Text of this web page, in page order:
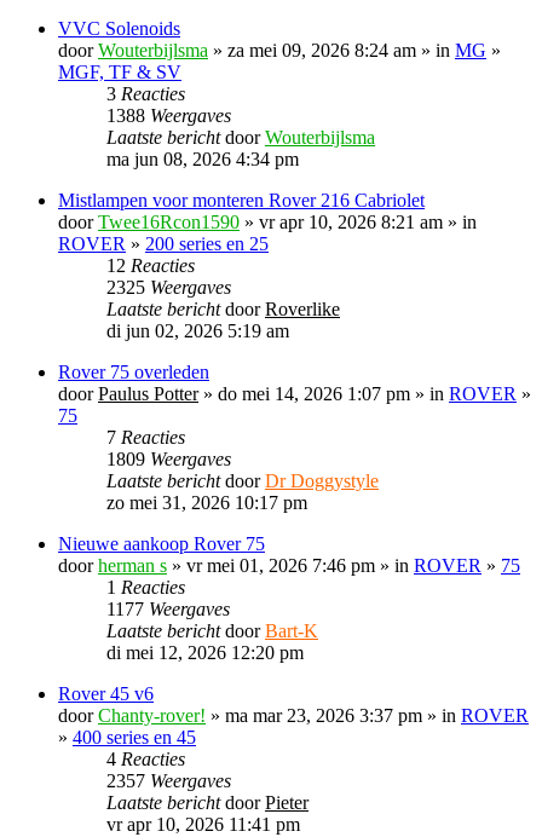
VVC Solenoids
doorWouterbijlsma » za mei 09, 2026 8:24 am » in MG »
MGF, TF & SV
3 Reacties
1388 Weergaves
Laatste berichtdoorWouterbijlsma
ma jun 08, 2026 4:34 pm
Mistlampen voor monteren Rover 216 Cabriolet
doorTwee16Rcon1590 » vr apr 10, 2026 8:21 am » in
ROVER » 200 series en 25
12 Reacties
2325 Weergaves
Laatste berichtdoorRoverlike
di jun 02, 2026 5:19 am
Rover 75 overleden
doorPaulus Potter» do mei 14, 2026 1:07 pm » in ROVER »
75
7 Reacties
1809 Weergaves
Laatste berichtdoorDr Doggystyle
zo mei 31, 2026 10:17 pm
Nieuwe aankoop Rover 75
doorherman s » vr mei 01, 2026 7:46 pm » in ROVER » 75
1 Reacties
1177 Weergaves
Laatste berichtdoorBart-K
di mei 12, 2026 12:20 pm
Rover 45 v6
doorChanty-rover! » ma mar 23, 2026 3:37 pm » in ROVER
» 400 series en 45
4 Reacties
2357 Weergaves
Laatste berichtdoorPieter
vr apr 10, 2026 11:41 pm